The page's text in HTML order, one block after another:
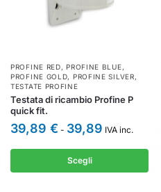
PROFINE RED,PROFINE BLUE,
PROFINE GOLD, PROFINE SILVER,
TESTATE PROFINE
Testata di ricambio Profine P
quick fit.
39,89 € - 39,89 IVA inc.
Scegli